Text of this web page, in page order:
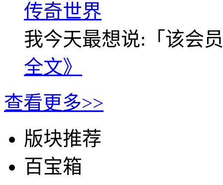
我今天最想说:「该会
全文》
查看更多>>
版块推荐
百宝箱